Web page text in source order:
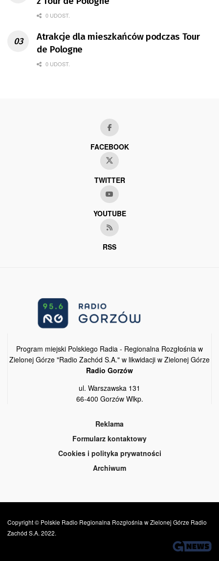
0 UDOST.
Atrakcje dla mieszkańców podczas Tour
de Pologne
0 UDOST.
FACEBOOK
TWITTER
YOUTUBE
RSS
Program miejski Polskiego Radia - Regionalna Rozgłośnia w
Zielonej Górze "Radio Zachód S.A." w likwidacji w Zielonej Górze
Radio Gorzów
ul. Warszawska 131
66-400 Gorzów Wlkp.
Reklama
Formularz kontaktowy
Cookies i polityka prywatności
Archiwum
Copyright © Polskie Radio Regionalna Rozgłośnia w Zielonej Górze Radio
Zachód S.A. 2022.